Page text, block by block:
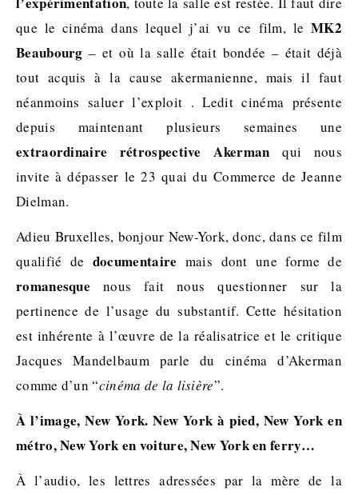
que le cinéma dans lequel j’ai vu ce film, leMK2
Beaubourg – et où la salle était bondée – était déjà
tout acquis à la cause akermanienne, mais il faut
néanmoins saluer l’exploit . Ledit cinéma présente
depuis maintenant plusieurs semaines une
extraordinaire rétrospective Akerman qui nous
invite à dépasser le 23 quai du Commerce de Jeanne
Dielman.
Adieu Bruxelles, bonjour New-York, donc, dans ce film
qualifié de documentaire mais dont une forme de
romanesque nous fait nous questionner sur la
pertinence de l’usage du substantif. Cette hésitation
est inhérente à l’œuvre de la réalisatrice et le critique
Jacques Mandelbaum parle du cinéma d’Akerman
comme d’un “cinéma de la lisière”.
À l’image, New York. New York à pied, New York en
métro, New York en voiture, New York en ferry…
À l’audio, les lettres adressées par la mère de la